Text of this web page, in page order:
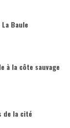
Baule
à la côte sauvage
de la cité